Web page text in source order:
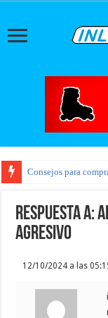
Consejos para
Respuesta a:
agresivo
12/10/2024 a las